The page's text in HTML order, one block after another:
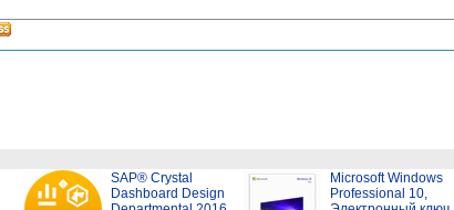
SAP® Crystal
Dashboard Design
Microsoft Windows
Professional 10,